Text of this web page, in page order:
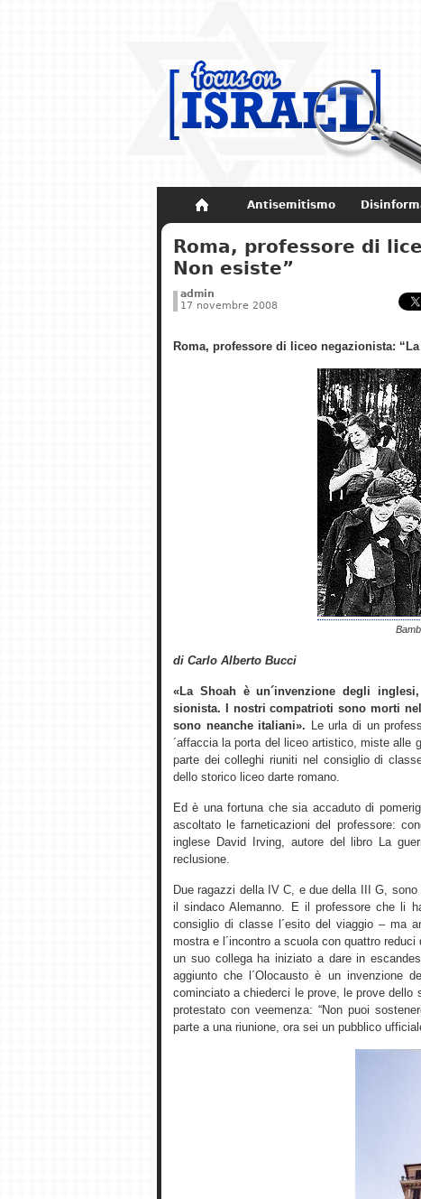
Antisemitismo
Non dimenticare Storia di Israele
Roma, professore di
Non esiste”
admin
17 novembre 2008
Roma, professore di liceo negazionista:
di Carlo Alberto Bucci
«La Shoah è un´invenzione degli
sionista. I nostri compatrioti sono morti
sono neanche italiani». Le urla di un
´affaccia la porta del liceo artistico, miste alle
parte dei colleghi riuniti nel consiglio di
dello storico liceo darte romano.
Ed è una fortuna che sia accaduto di
ascoltato le farneticazioni del professore:
inglese David Irving, autore del libro La
reclusione.
Due ragazzi della IV C, e due della III G,
il sindaco Alemanno. E il professore che li
consiglio di classe l´esito del viaggio – ma
mostra e l´incontro a scuola con quattro
un suo collega ha iniziato a dare in
aggiunto che l´Olocausto è un invenzione
cominciato a chiederci le prove, le prove
protestato con veemenza: “Non puoi
parte a una riunione, ora sei un pubblico